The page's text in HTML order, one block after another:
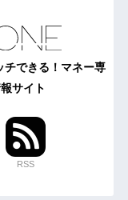
チできる！マネー専
サイト
RSS